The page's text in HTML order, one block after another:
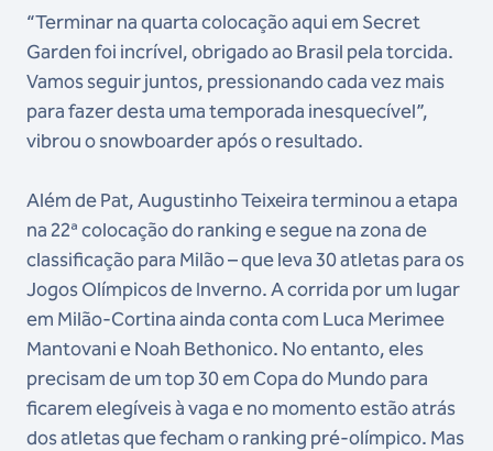
“Terminar na quarta colocação aqui em Secret
Garden foi incrível, obrigado ao Brasil pela torcida.
Vamos seguir juntos, pressionando cada vez mais
para fazer desta uma temporada inesquecível”,
vibrou o snowboarder após o resultado.
Além de Pat, Augustinho Teixeira terminou a etapa
na 22ª colocação do ranking e segue na zona de
classificação para Milão – que leva 30 atletas para os
Jogos Olímpicos de Inverno. A corrida por um lugar
em Milão-Cortina ainda conta com Luca Merimee
Mantovani e Noah Bethonico. No entanto, eles
precisam de um top 30 em Copa do Mundo para
ficarem elegíveis à vaga e no momento estão atrás
dos atletas que fecham o ranking pré-olímpico. Mas